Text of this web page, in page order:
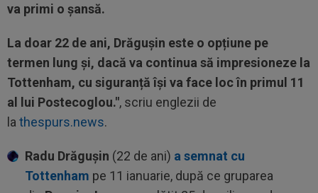
va primi o șansă.
La doar 22 de ani, Drăgușin este o opțiune pe
termen lung și, dacă va continua să impresioneze la
Tottenham, cu siguranță își va face loc în primul 11
al lui Postecoglou.", scriu englezii de
la thespurs.news.
Radu Drăgușin (22 de ani) a semnat cu
Tottenham pe 11 ianuarie, după ce gruparea